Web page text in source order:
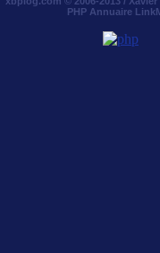
PHP Annuaire